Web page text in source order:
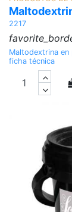
2217
Maltodextrina
ficha técnica